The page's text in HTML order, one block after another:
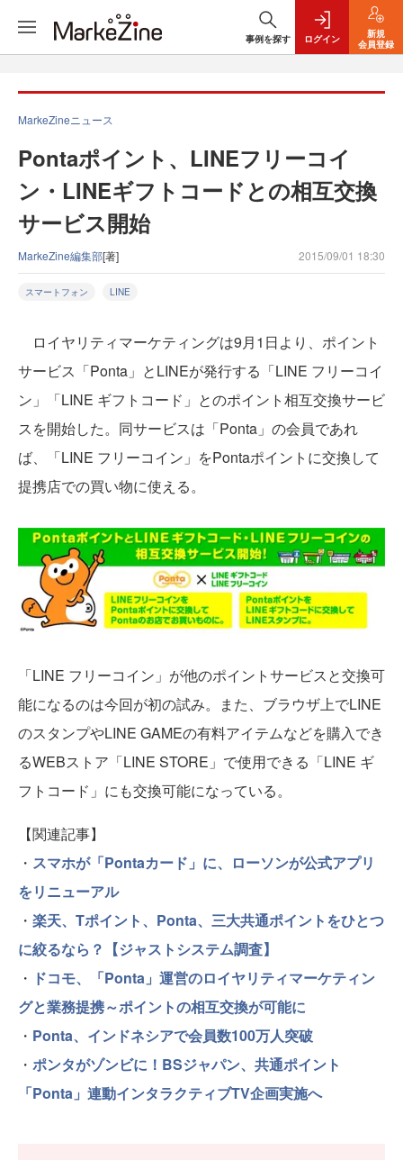
事例を探す ログイン
新規
会員登録
MarkeZineニュース
Pontaポイント、LINEフリーコイ
ン・LINEギフトコードとの相互交換
サービス開始
MarkeZine編集部[著] 2015/09/01 18:30
スマートフォン LINE
ロイヤリティマーケティングは9月1日より、ポイント
サービス「Ponta」とLINEが発行する「LINE フリーコイ
ン」「LINE ギフトコード」とのポイント相互交換サービ
スを開始した。同サービスは「Ponta」の会員であれ
ば、「LINE フリーコイン」をPontaポイントに交換して
提携店での買い物に使える。
「LINE フリーコイン」が他のポイントサービスと交換可
能になるのは今回が初の試み。また、ブラウザ上でLINE
のスタンプやLINE GAMEの有料アイテムなどを購入でき
るWEBストア「LINE STORE」で使用できる「LINE ギ
フトコード」にも交換可能になっている。
【関連記事】
・ スマホが「Pontaカード」に、ローソンが公式アプリ
をリニューアル
・ 楽天、Tポイント、Ponta、三大共通ポイントをひとつ
に絞るなら？【ジャストシステム調査】
・ ドコモ、「Ponta」運営のロイヤリティマーケティン
グと業務提携～ポイントの相互交換が可能に
・ Ponta、インドネシアで会員数100万人突破
・ ポンタがゾンビに！BSジャパン、共通ポイント
「Ponta」連動インタラクティブTV企画実施へ